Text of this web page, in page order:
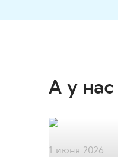
А у
1 июня 2026